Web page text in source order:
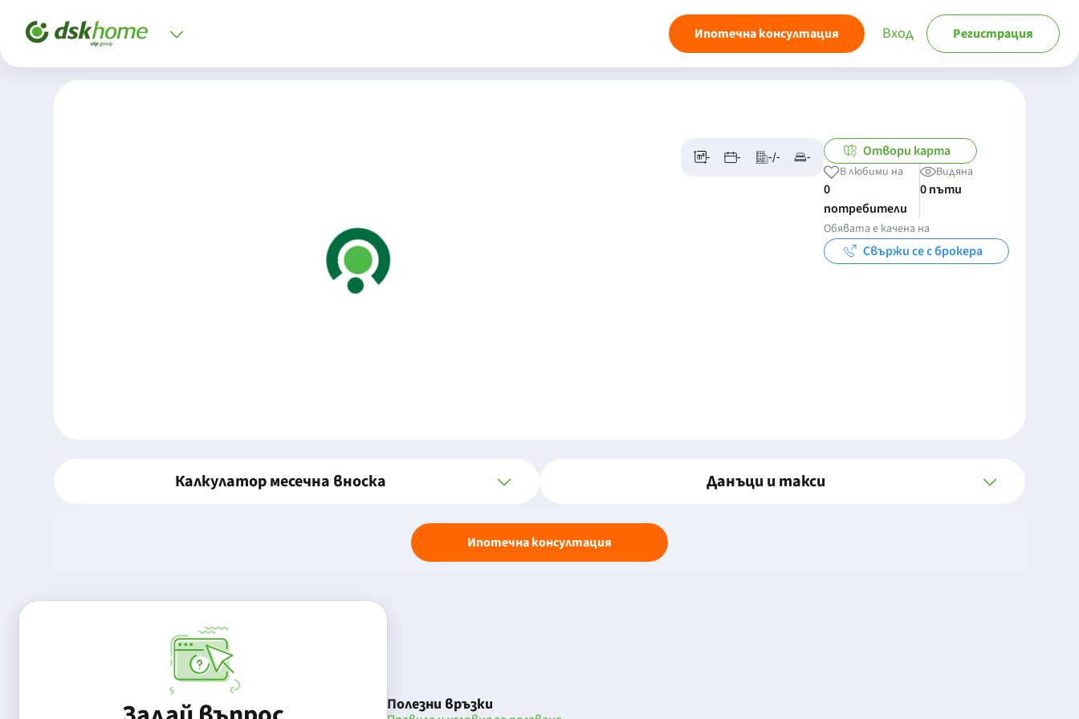
Ипотечна консултация Вход Регистрация
- - -/- - Отвори карта
В любими на
0
потребители
Видяна
0 пъти
Обявата е качена на
Свържи се с брокера
Калкулатор месечна вноска Данъци и такси
Ипотечна консултация
Полезни връзки